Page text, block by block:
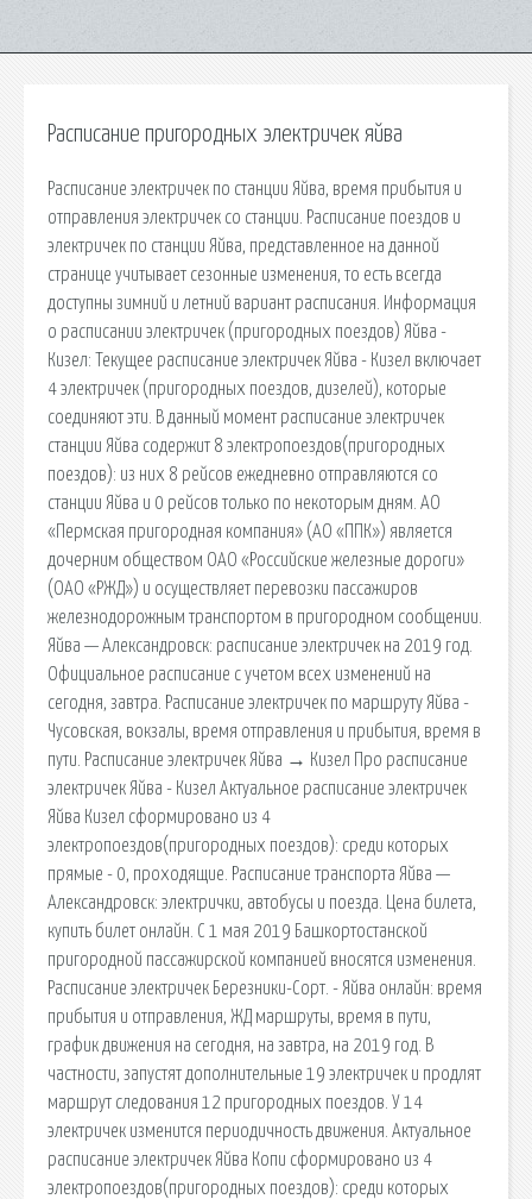
Расписание пригородных электричек яйва
Расписание электричек по станции Яйва, время прибытия и
отправления электричек со станции. Расписание поездов и
электричек по станции Яйва, представленное на данной
странице учитывает сезонные изменения, то есть всегда
доступны зимний и летний вариант расписания. Информация
о расписании электричек (пригородных поездов) Яйва -
Кизел: Текущее расписание электричек Яйва - Кизел включает
4 электричек (пригородных поездов, дизелей), которые
соединяют эти. В данный момент расписание электричек
станции Яйва содержит 8 электропоездов(пригородных
поездов): из них 8 рейсов ежедневно отправляются со
станции Яйва и 0 рейсов только по некоторым дням. АО
«Пермская пригородная компания» (АО «ППК») является
дочерним обществом ОАО «Российские железные дороги»
(ОАО «РЖД») и осуществляет перевозки пассажиров
железнодорожным транспортом в пригородном сообщении.
Яйва — Александровск: расписание электричек на 2019 год.
Официальное расписание с учетом всех изменений на
сегодня, завтра. Расписание электричек по маршруту Яйва -
Чусовская, вокзалы, время отправления и прибытия, время в
пути. Расписание электричек Яйва → Кизел Про расписание
электричек Яйва - Кизел Актуальное расписание электричек
Яйва Кизел сформировано из 4
электропоездов(пригородных поездов): среди которых
прямые - 0, проходящие. Расписание транспорта Яйва —
Александровск: электрички, автобусы и поезда. Цена билета,
купить билет онлайн. С 1 мая 2019 Башкортостанской
пригородной пассажирской компанией вносятся изменения.
Расписание электричек Березники-Сорт. - Яйва онлайн: время
прибытия и отправления, ЖД маршруты, время в пути,
график движения на сегодня, на завтра, на 2019 год. В
частности, запустят дополнительные 19 электричек и продлят
маршрут следования 12 пригородных поездов. У 14
электричек изменится периодичность движения. Актуальное
расписание электричек Яйва Копи сформировано из 4
электропоездов(пригородных поездов): среди которых